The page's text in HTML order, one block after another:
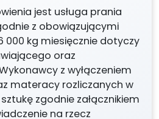
jest usługa prania
z obowiązującymi
000 kg miesięcznie dotyczy
oraz
z wyłączeniem
materacy rozliczanych w
zgodnie załącznikiem
na rzecz